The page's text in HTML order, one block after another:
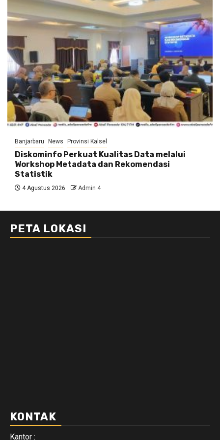
Banjarbaru News Provinsi Kalsel
Diskominfo Perkuat Kualitas Data melalui
Workshop Metadata dan Rekomendasi
Statistik
4 Agustus 2026 Admin 4
PETA LOKASI
KONTAK
Kantor :